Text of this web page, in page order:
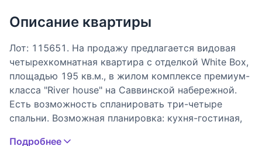
Описание квартиры
Лот: 115651. На продажу предлагается видовая
четырехкомнатная квартира с отделкой White Box,
площадью 195 кв.м., в жилом комплексе премиум-
класса "River house" на Саввинской набережной.
Есть возможность спланировать три-четыре
спальни. Возможная планировка: кухня-гостиная,
Подробнее